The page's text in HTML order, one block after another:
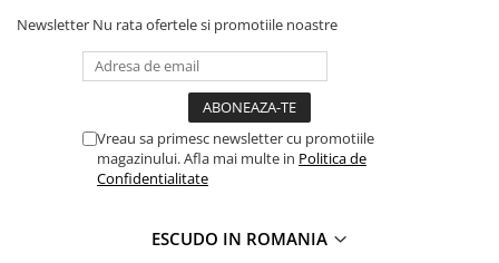
Newsletter Nu rata ofertele si promotiile noastre
Vreau sa primesc newsletter cu promotiile
magazinului. Afla mai multe in Politica de
Confidentialitate
ESCUDO IN ROMANIA